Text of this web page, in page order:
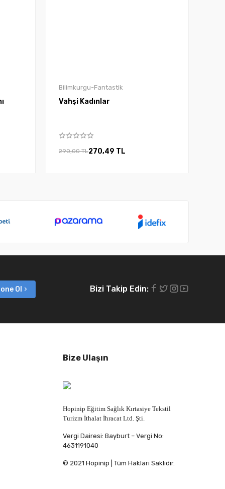
Bilimkurgu-Fantastik
Vahşi Kadınlar
290,00 TL270,49 TL
Ol Bizi Takip Edin:
Bize Ulaşın
Hopinip Eğitim Sağlık Kırtasiye Tekstil
Turizm İthalat İhracat Ltd. Şti.
Vergi Dairesi: Bayburt – Vergi No:
4631191040
© 2021 Hopinip | Tüm Hakları Saklıdır.